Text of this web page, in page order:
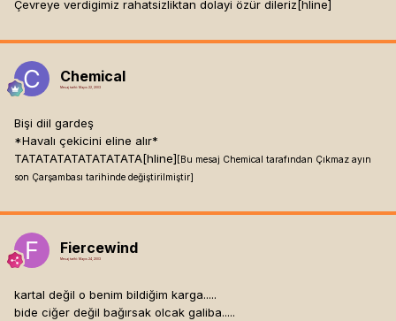
Çevreye verdigimiz rahatsizliktan dolayi özür dileriz[hline]
Chemical
Mesaj tarihi: Mayıs 22, 2003
Bişi diil gardeş
*Havalı çekicini eline alır*
TATATATATATATATATA[hline] [Bu mesaj Chemical tarafından Çıkmaz ayın
son Çarşambası tarihinde değiştirilmiştir]
Fiercewind
Mesaj tarihi: Mayıs 24, 2003
kartal değil o benim bildiğim karga.....
bide ciğer değil bağırsak olcak galiba.....